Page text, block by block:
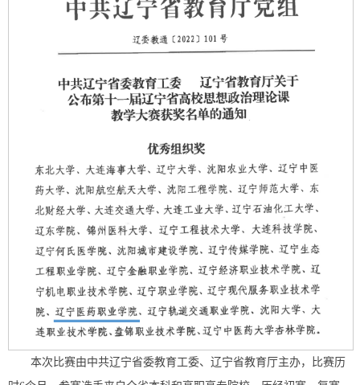
本次比赛由中共辽宁省委教育工委、辽宁省教育厅主办，比赛历